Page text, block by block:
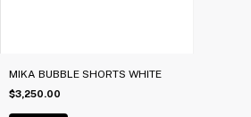
MIKA BUBBLE SHORTS WHITE
$3,250.00